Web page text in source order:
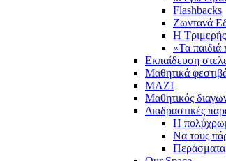
Flashbacks
Ζωντανά
Η
«Τα
Εκπαίδευση
Μαθητικά
ΜΑΖΙ
Μαθητικός
Διαδραστικές
Η
Να τους
Περάσματα